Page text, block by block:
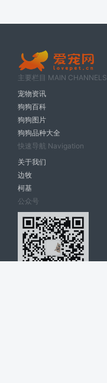
主要栏目 MAIN CHANNELS
宠物资讯
狗狗百科
狗狗图片
狗狗品种大全
快速导航 Navigation
关于我们
边牧
柯基
公众号